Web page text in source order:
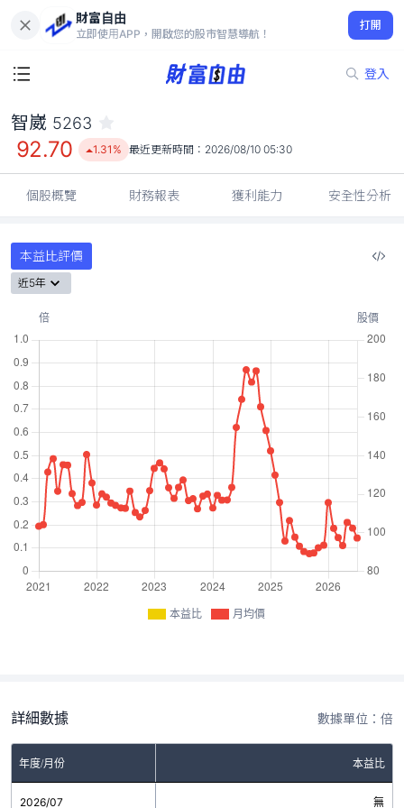
財富自由
立即使用APP，開啟您的股市智慧導航！
打開
登入
92.70
1.31%
智崴 5263
92.70 1.31% 最近更新時間： 2026/08/10 05:30
個股概覽 財務報表 獲利能力 安全性分析
本益比評價
近5年
本益比 月均價
詳細數據 數據單位：倍
年度/月份 本益比
2026/07 無